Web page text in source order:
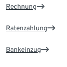
Rechnung
Ratenzahlung
Bankeinzug